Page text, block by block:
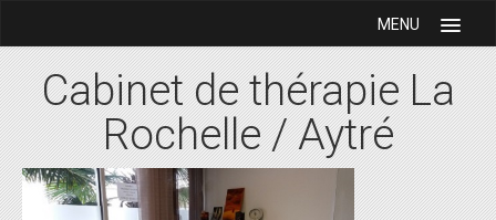
MENU
Accueil
Pascale Landais
Audrey Jouan
Mentions légales
Cabinet de thérapie La
Rochelle / Aytré